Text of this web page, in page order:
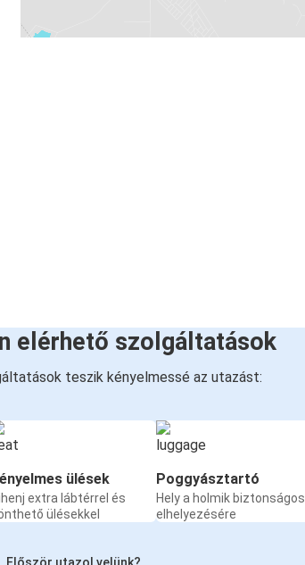
elérhető szolgáltatások
teszik kényelmessé az utazást:
ülések
extra lábtérrel és
ülésekkel
Poggyásztartó
Hely a holmik biztonságos
elhelyezésére